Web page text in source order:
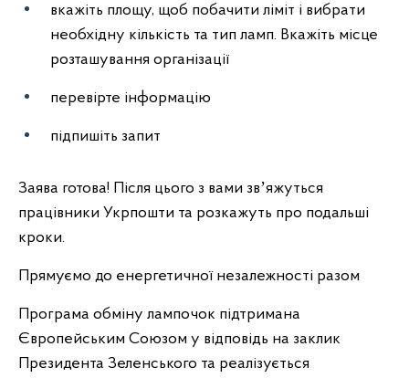
вкажіть площу, щоб побачити ліміт і вибрати
необхідну кількість та тип ламп. Вкажіть місце
розташування організації
перевірте інформацію
підпишіть запит
Заява готова! Після цього з вами звʼяжуться
працівники Укрпошти та розкажуть про подальші
кроки.
Прямуємо до енергетичної незалежності разом
Програма обміну лампочок підтримана
Європейським Союзом у відповідь на заклик
Президента Зеленського та реалізується